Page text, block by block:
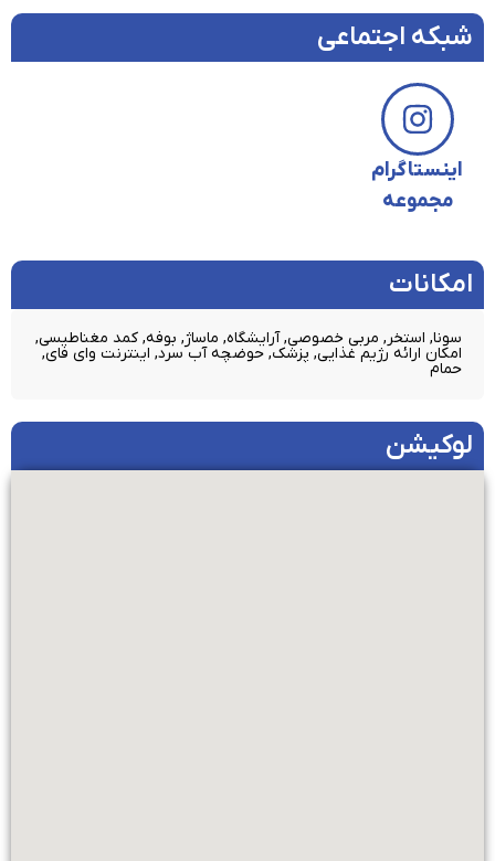
شبکه اجتماعی
اینستاگرام
مجموعه
امکانات​
سونا, استخر, مربی خصوصی, آرایشگاه, ماساژ, بوفه, کمد مغناطیسی,
امکان ارائه رژیم غذایی, پزشک, حوضچه آب سرد, اینترنت وای فای,
حمام
لوکیشن